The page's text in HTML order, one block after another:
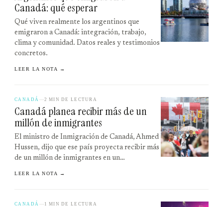
Canadá: qué esperar
Qué viven realmente los argentinos que
emigraron a Canadá: integración, trabajo,
clima y comunidad. Datos reales y testimonios
concretos.
LEER LA NOTA →
CANADÁ 2 MIN DE LECTURA
Canadá planea recibir más de un
millón de inmigrantes
El ministro de Inmigración de Canadá, Ahmed
Hussen, dijo que ese país proyecta recibir más
de un millón de inmigrantes en un…
LEER LA NOTA →
CANADÁ 1 MIN DE LECTURA